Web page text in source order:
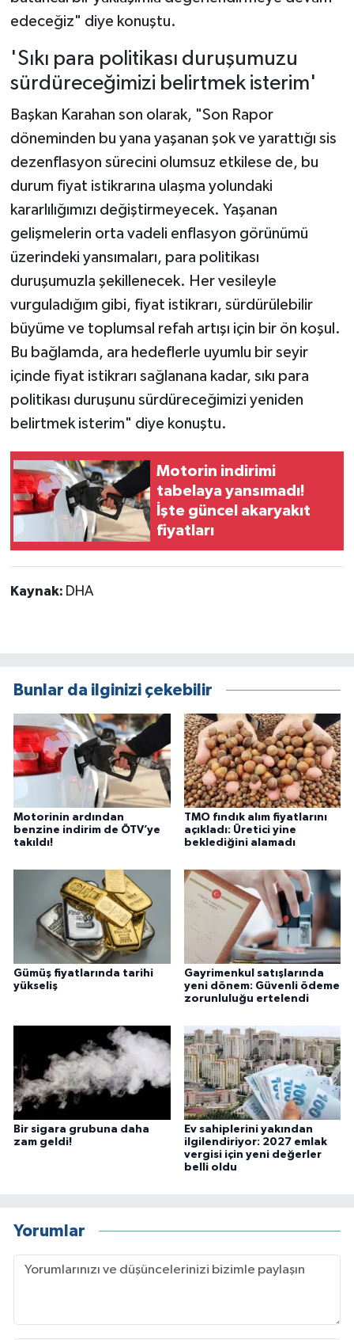
edeceğiz" diye konuştu.
'Sıkı para politikası duruşumuzu
sürdüreceğimizi belirtmek isterim'
Başkan Karahan son olarak, "Son Rapor
döneminden bu yana yaşanan şok ve yarattığı sis
dezenflasyon sürecini olumsuz etkilese de, bu
durum fiyat istikrarına ulaşma yolundaki
kararlılığımızı değiştirmeyecek. Yaşanan
gelişmelerin orta vadeli enflasyon görünümü
üzerindeki yansımaları, para politikası
duruşumuzla şekillenecek. Her vesileyle
vurguladığım gibi, fiyat istikrarı, sürdürülebilir
büyüme ve toplumsal refah artışı için bir ön koşul.
Bu bağlamda, ara hedeflerle uyumlu bir seyir
içinde fiyat istikrarı sağlanana kadar, sıkı para
politikası duruşunu sürdüreceğimizi yeniden
belirtmek isterim" diye konuştu.
Motorin indirimi
tabelaya yansımadı!
İşte güncel akaryakıt
fiyatları
Kaynak: DHA
Bunlar da ilginizi çekebilir
Motorinin ardından
benzine indirim de ÖTV’ye
takıldı!
TMO fındık alım fiyatlarını
açıkladı: Üretici yine
beklediğini alamadı
Gümüş fiyatlarında tarihi
yükseliş
Gayrimenkul satışlarında
yeni dönem: Güvenli ödeme
zorunluluğu ertelendi
Bir sigara grubuna daha
zam geldi!
Ev sahiplerini yakından
ilgilendiriyor: 2027 emlak
vergisi için yeni değerler
belli oldu
Yorumlar